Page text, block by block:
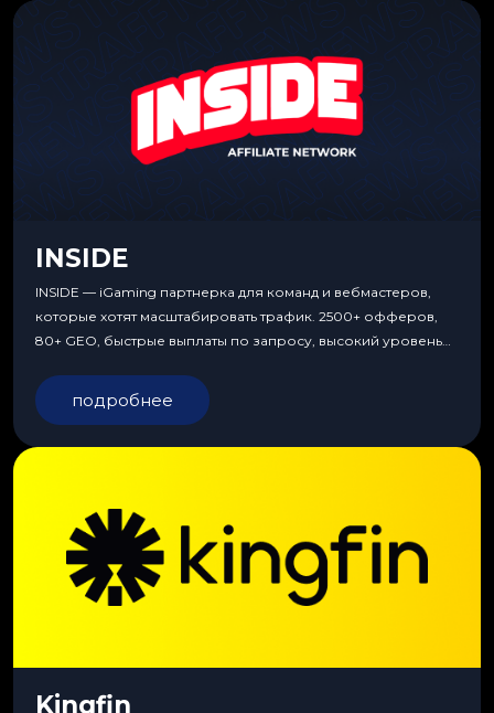
INSIDE
INSIDE — iGaming партнерка для команд и вебмастеров,
которые хотят масштабировать трафик. 2500+ офферов,
80+ GEO, быстрые выплаты по запросу, высокий уровень
подробнее
Kingfin